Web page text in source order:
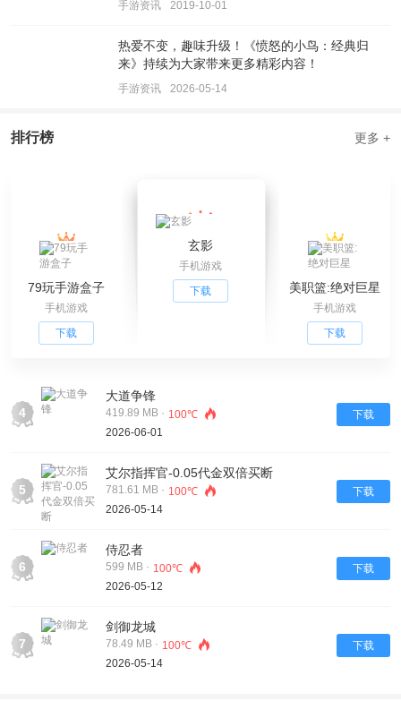
手游资讯 2019-10-01
热爱不变，趣味升级！《愤怒的小鸟：经典归
来》持续为大家带来更多精彩内容！
手游资讯 2026-05-14
排行榜 更多 +
79玩手游盒子
手机游戏
下载
玄影
手机游戏
下载
美职篮:绝对巨星
手机游戏
下载
4
大道争锋
419.89 MB · 100℃
2026-06-01
下载
5
艾尔指挥官-0.05代金双倍买断
781.61 MB · 100℃
2026-05-14
下载
6
侍忍者
599 MB · 100℃
2026-05-12
下载
7
剑御龙城
78.49 MB · 100℃
2026-05-14
下载